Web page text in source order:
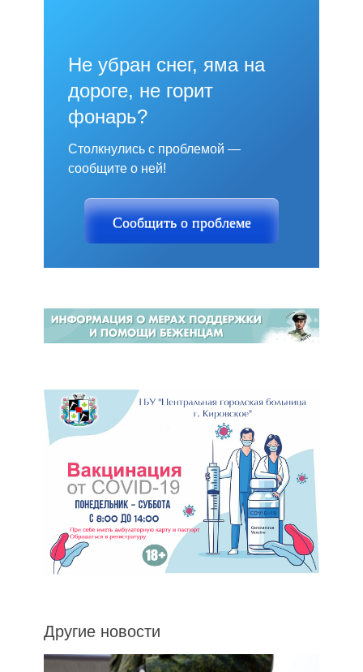
Не убран снег, яма на
дороге, не горит
фонарь?
Столкнулись с проблемой —
сообщите о ней!
Сообщить о проблеме
Другие новости